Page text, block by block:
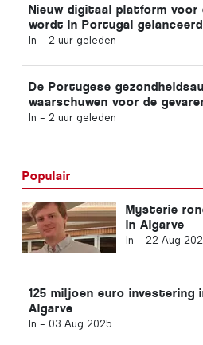
Nieuw digitaal platform voor
wordt in Portugal gelanceerd
In - 2 uur geleden
De Portugese
waarschuwen voor de
In - 2 uur geleden
Populair
Mysterie
in Algarve
In - 22 Aug
125 miljoen euro investering
Algarve
In - 03 Aug 2025